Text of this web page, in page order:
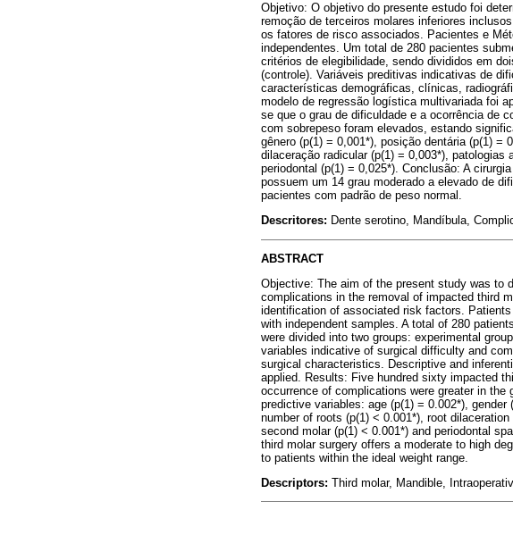
Objetivo: O objetivo do presente estudo foi
remoção de terceiros molares inferiores
os fatores de risco associados. Pacientes e
independentes. Um total de 280 pacientes
critérios de elegibilidade, sendo divididos em
(controle). Variáveis preditivas indicativas de
características demográficas, clínicas,
modelo de regressão logística multivariada foi
se que o grau de dificuldade e a ocorrência de
com sobrepeso foram elevados, estando
gênero (p(1) = 0,001*), posição dentária (p(1) =
dilaceração radicular (p(1) = 0,003*),
periodontal (p(1) = 0,025*). Conclusão: A
possuem um 14 grau moderado a elevado de
pacientes com padrão de peso normal.
Descritores: Dente serotino, Mandíbula,
ABSTRACT
Objective: The aim of the present study was to
complications in the removal of impacted third
identification of associated risk factors.
with independent samples. A total of 280
were divided into two groups: experimental
variables indicative of surgical difficulty and
surgical characteristics. Descriptive and
applied. Results: Five hundred sixty impacted
occurrence of complications were greater in
predictive variables: age (p(1) = 0.002*),
number of roots (p(1) < 0.001*), root
second molar (p(1) < 0.001*) and periodontal
third molar surgery offers a moderate to high
to patients within the ideal weight range.
Descriptors: Third molar, Mandible,